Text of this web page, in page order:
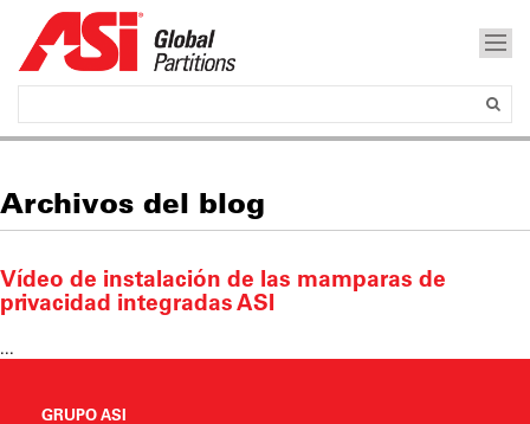
Archivos del blog
Vídeo de instalación de las mamparas de
privacidad integradas ASI
...
GRUPO ASI